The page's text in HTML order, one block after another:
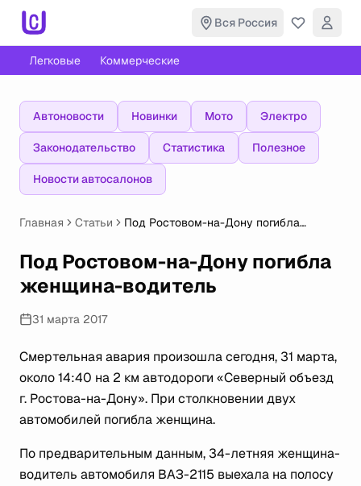
Вся Россия
Легковые Коммерческие
Автоновости Новинки Мото Электро
Законодательство Статистика Полезное
Новости автосалонов
Главная Статьи
Под Ростовом-на-Дону погибла
Под Ростовом-на-Дону погибла
женщина-водитель
31 марта 2017
Смертельная авария произошла сегодня, 31 марта,
около 14:40 на 2 км автодороги «Северный объезд
г. Ростова-на-Дону». При столкновении двух
автомобилей погибла женщина.
По предварительным данным, 34-летняя женщина-
водитель автомобиля ВАЗ-2115 выехала на полосу